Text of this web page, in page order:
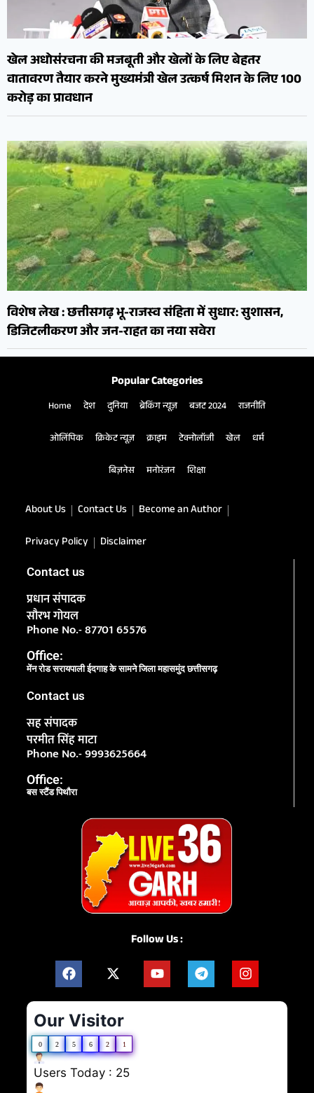
खेल अधोसंरचना की मजबूती और खेलों के लिए बेहतर
वातावरण तैयार करने मुख्यमंत्री खेल उत्कर्ष मिशन के लिए 100
करोड़ का प्रावधान
विशेष लेख : छत्तीसगढ़ भू-राजस्व संहिता में सुधार: सुशासन,
डिजिटलीकरण और जन-राहत का नया सवेरा
Popular Categories
Home देश दुनिया ब्रेकिंग न्यूज़ बजट 2024 राजनीति
ओलिंपिक क्रिकेट न्यूज़ क्राइम टेक्नोलॉजी खेल धर्म
बिज़नेस मनोरंजन शिक्षा
About Us Contact Us
Become an Author
Privacy Policy
Disclaimer
Contact us
प्रधान संपादक
सौरभ गोयल
Phone No.- 87701 65576
Office:
मेंन रोड सरायपाली ईदगाह के सामने जिला महासमुंद छत्तीसगढ़
Contact us
सह संपादक
परमीत सिंह माटा
Phone No.- 9993625664
Office:
बस स्टैंड पिथौरा
Follow Us :
Our Visitor
0 2 5 6 2 1
Users Today : 25